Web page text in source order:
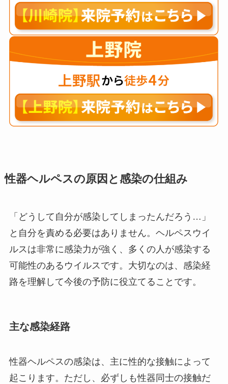
性器ヘルペスの原因と感染の仕組み
「どうして自分が感染してしまったんだろう…」
と自分を責める必要はありません。ヘルペスウイ
ルスは非常に感染力が強く、多くの人が感染する
可能性のあるウイルスです。大切なのは、感染経
路を理解して今後の予防に役立てることです。
主な感染経路
性器ヘルペスの感染は、主に性的な接触によって
起こります。ただし、必ずしも性器同士の接触だ